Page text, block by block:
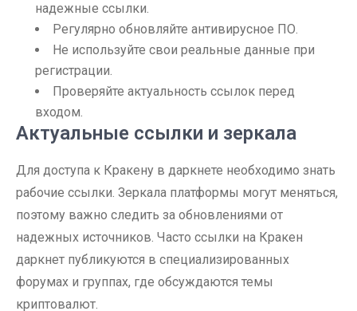
надежные ссылки.
Регулярно обновляйте антивирусное ПО.
Не используйте свои реальные данные при
регистрации.
Проверяйте актуальность ссылок перед
входом.
Актуальные ссылки и зеркала
Для доступа к Кракену в даркнете необходимо знать
рабочие ссылки. Зеркала платформы могут меняться,
поэтому важно следить за обновлениями от
надежных источников. Часто ссылки на Кракен
даркнет публикуются в специализированных
форумах и группах, где обсуждаются темы
криптовалют.